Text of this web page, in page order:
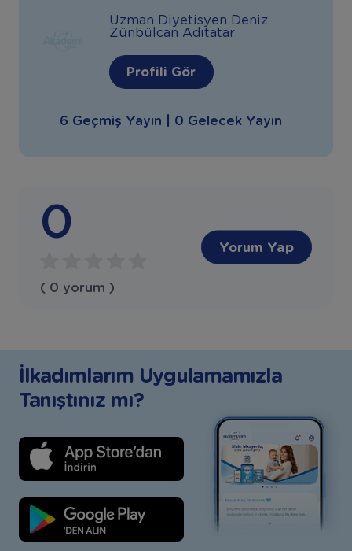
Uzman Diyetisyen Deniz
Zünbülcan Adıtatar
Profili Gör
6 Geçmiş Yayın | 0 Gelecek Yayın
0
( 0 yorum )
Yorum Yap
İlkadımlarım Uygulamamızla
Tanıştınız mı?